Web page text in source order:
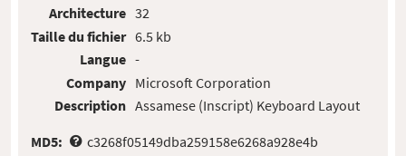
Architecture
Taille du fichier
Langue
Company
Description
32
6.5 kb
-
Microsoft Corporation
Assamese (Inscript) Keyboard Layout
MD5:
c3268f05149dba259158e6268a928e4b